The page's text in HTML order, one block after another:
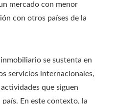
mercado con menor
con otros países de la
se sustenta en
servicios internacionales,
que siguen
En este contexto, la